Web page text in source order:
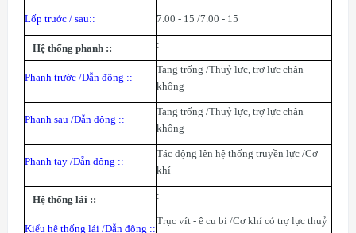
Lốp trước / sau:: 7.00 - 15 /7.00 - 15
Hệ thống phanh :: :
Phanh trước /Dẫn động ::
Tang trống /Thuỷ lực, trợ lực chân
không
Phanh sau /Dẫn động ::
Tang trống /Thuỷ lực, trợ lực chân
không
Phanh tay /Dẫn động ::
Tác động lên hệ thống truyền lực /Cơ
khí
Hệ thống lái :: :
Kiểu hệ thống lái /Dẫn động ::
Trục vít - ê cu bi /Cơ khí có trợ lực thuỷ